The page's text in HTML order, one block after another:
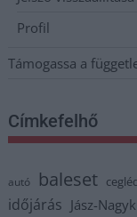
Profil
Támogassa a
Címkefelhő
autó baleset
időjárás Jász-